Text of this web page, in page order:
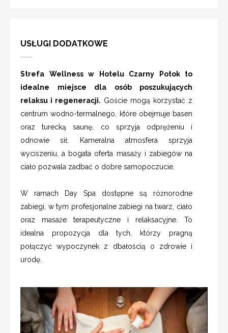
USŁUGI DODATKOWE
Strefa Wellness w Hotelu Czarny Potok to
idealne miejsce dla osób poszukujących
relaksu i regeneracji. Goście mogą korzystać z
centrum wodno-termalnego, które obejmuje basen
oraz turecką saunę, co sprzyja odprężeniu i
odnowie sił. Kameralna atmosfera sprzyja
wyciszeniu, a bogata oferta masaży i zabiegów na
ciało pozwala zadbać o dobre samopoczucie.
W ramach Day Spa dostępne są różnorodne
zabiegi, w tym profesjonalne zabiegi na twarz, ciało
oraz masaże terapeutyczne i relaksacyjne. To
idealna propozycja dla tych, którzy pragną
połączyć wypoczynek z dbałością o zdrowie i
urodę.